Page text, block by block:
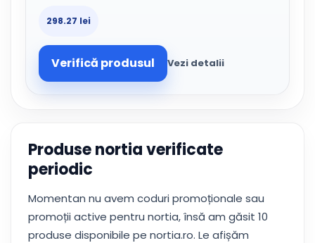
298.27 lei
Verifică produsul Vezi detalii
Produse nortia verificate
periodic
Momentan nu avem coduri promoționale sau
promoții active pentru nortia, însă am găsit 10
produse disponibile pe nortia.ro. Le afișăm